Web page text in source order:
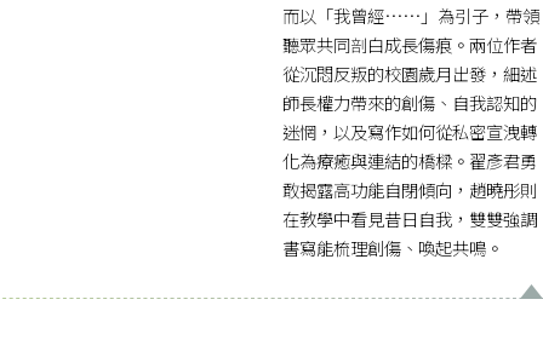
而以「我曾經……」為引子，帶領
聽眾共同剖白成長傷痕。兩位作者
從沉悶反叛的校園歲月出發，細述
師長權力帶來的創傷、自我認知的
迷惘，以及寫作如何從私密宣洩轉
化為療癒與連結的橋樑。翟彥君勇
敢揭露高功能自閉傾向，趙曉彤則
在教學中看見昔日自我，雙雙強調
書寫能梳理創傷、喚起共鳴。